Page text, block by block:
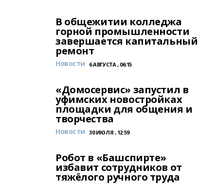
В общежитии колледжа
горной промышленности
завершается капитальный
ремонт
Новости 6 АВГУСТА , 06:15
«Домосервис» запустил в
уфимских новостройках
площадки для общения и
творчества
Новости 30 ИЮЛЯ , 12:59
Робот в «Башспирте»
избавит сотрудников от
тяжёлого ручного труда